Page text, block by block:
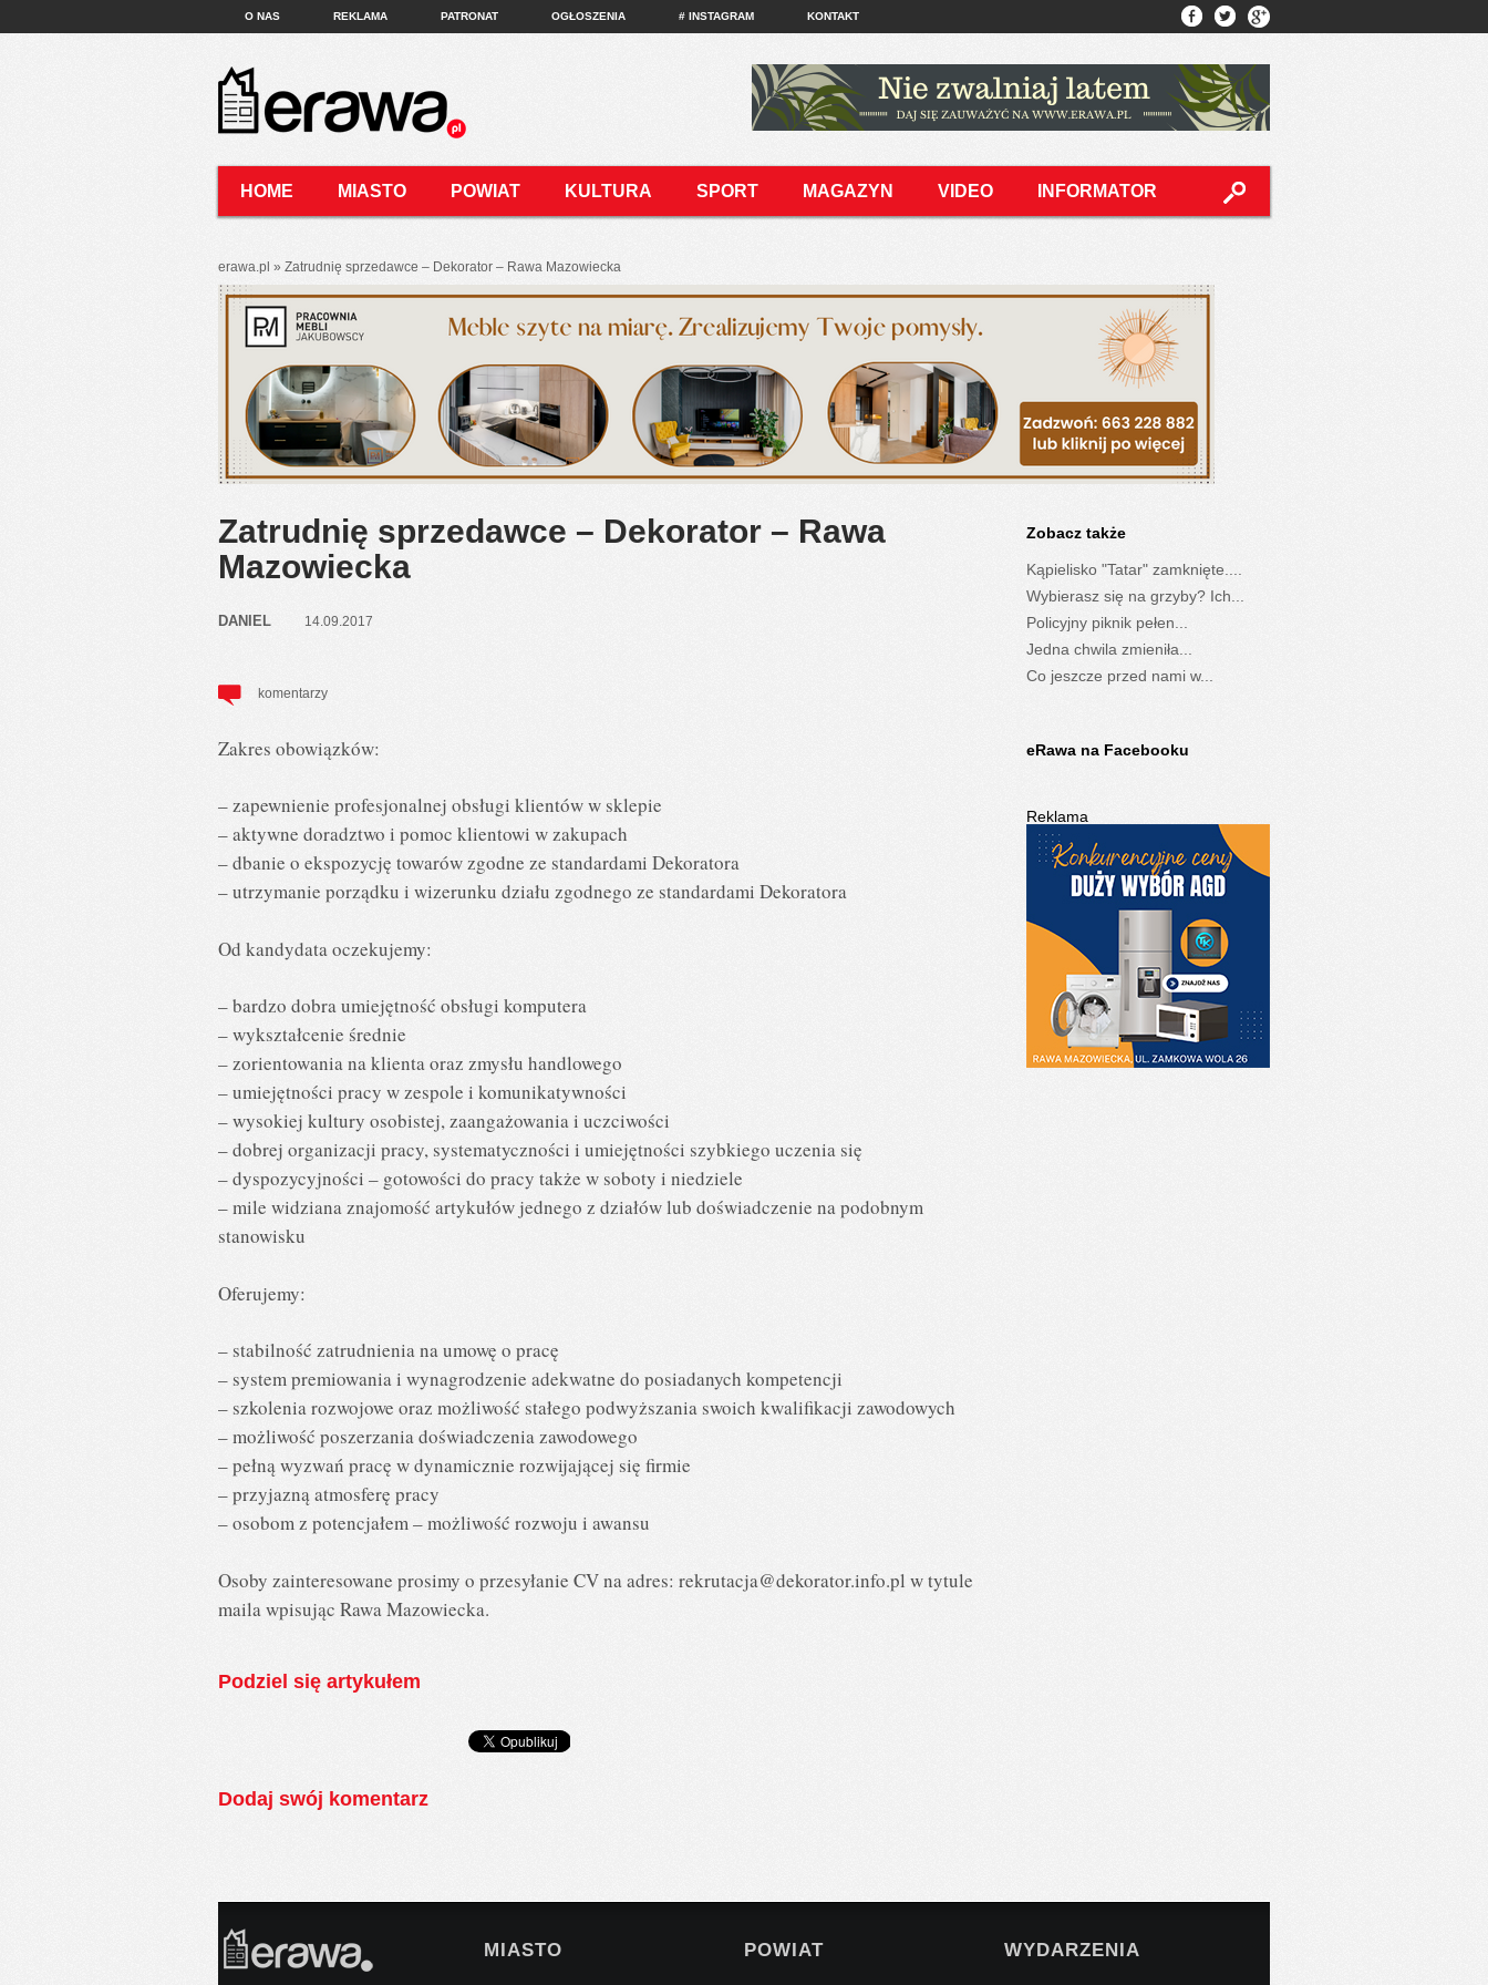
O NAS REKLAMA PATRONAT OGŁOSZENIA # INSTAGRAM KONTAKT
HOME MIASTO POWIAT KULTURA SPORT MAGAZYN VIDEO INFORMATOR
erawa.pl » Zatrudnię sprzedawce – Dekorator – Rawa Mazowiecka
Zatrudnię sprzedawce – Dekorator – Rawa
Mazowiecka
DANIEL 14.09.2017
komentarzy
Zakres obowiązków:
– zapewnienie profesjonalnej obsługi klientów w sklepie
– aktywne doradztwo i pomoc klientowi w zakupach
– dbanie o ekspozycję towarów zgodne ze standardami Dekoratora
– utrzymanie porządku i wizerunku działu zgodnego ze standardami Dekoratora
Od kandydata oczekujemy:
– bardzo dobra umiejętność obsługi komputera
– wykształcenie średnie
– zorientowania na klienta oraz zmysłu handlowego
– umiejętności pracy w zespole i komunikatywności
– wysokiej kultury osobistej, zaangażowania i uczciwości
– dobrej organizacji pracy, systematyczności i umiejętności szybkiego uczenia się
– dyspozycyjności – gotowości do pracy także w soboty i niedziele
– mile widziana znajomość artykułów jednego z działów lub doświadczenie na podobnym
stanowisku
Oferujemy:
– stabilność zatrudnienia na umowę o pracę
– system premiowania i wynagrodzenie adekwatne do posiadanych kompetencji
– szkolenia rozwojowe oraz możliwość stałego podwyższania swoich kwalifikacji zawodowych
– możliwość poszerzania doświadczenia zawodowego
– pełną wyzwań pracę w dynamicznie rozwijającej się firmie
– przyjazną atmosferę pracy
– osobom z potencjałem – możliwość rozwoju i awansu
Osoby zainteresowane prosimy o przesyłanie CV na adres: rekrutacja@dekorator.info.pl w tytule
maila wpisując Rawa Mazowiecka.
Podziel się artykułem
Dodaj swój komentarz
Zobacz także
Kąpielisko "Tatar" zamknięte....
Wybierasz się na grzyby? Ich...
Policyjny piknik pełen...
Jedna chwila zmieniła...
Co jeszcze przed nami w...
eRawa na Facebooku
Reklama
MIASTO POWIAT WYDARZENIA